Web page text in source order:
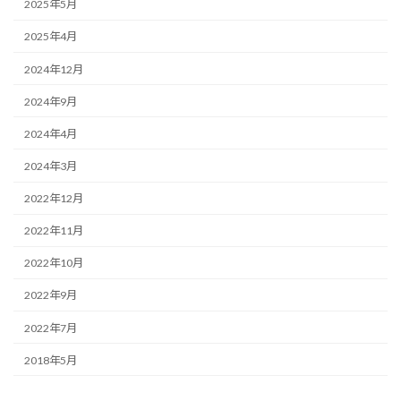
2025年5月
2025年4月
2024年12月
2024年9月
2024年4月
2024年3月
2022年12月
2022年11月
2022年10月
2022年9月
2022年7月
2018年5月